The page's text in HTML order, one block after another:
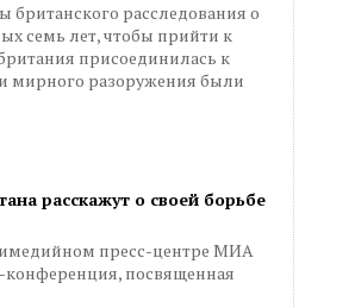
британского расследования о
семь лет, чтобы прийти к
присоединилась к
мирного разоружения были
расскажут о своей борьбе
пресс-центре МИА
конференция, посвященная